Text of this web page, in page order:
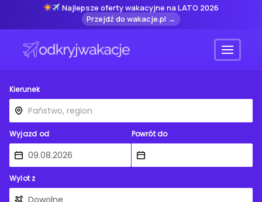
Najlepsze oferty wakacyjne na LATO 2026
Przejdź do wakacje.pl →
Menu
Kierunek
Wyjazd od Powrót do
Wylot z